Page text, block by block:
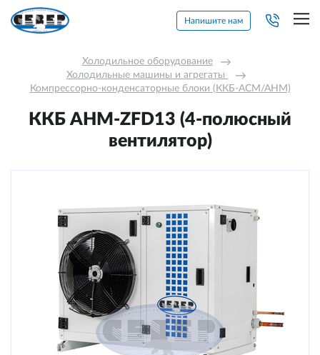
Напишите нам
Холодильное оборудование →
Холодильные машины и агрегаты →
Компрессорно-конденсаторные блоки (ККБ-АСМ/АНМ)
ККБ AНM-ZFD13 (4-полюсный
вентилятор)